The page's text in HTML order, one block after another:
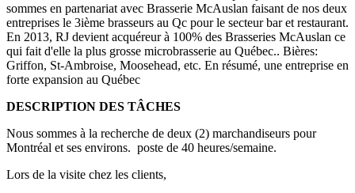
sommes en partenariat avec Brasserie McAuslan faisant de nos deux
entreprises le 3ième brasseurs au Qc pour le secteur bar et restaurant.
En 2013, RJ devient acquéreur à 100% des Brasseries McAuslan ce
qui fait d'elle la plus grosse microbrasserie au Québec.. Bières:
Griffon, St-Ambroise, Moosehead, etc. En résumé, une entreprise en
forte expansion au Québec
DESCRIPTION DES TÂCHES
Nous sommes à la recherche de deux (2) marchandiseurs pour
Montréal et ses environs. poste de 40 heures/semaine.
Lors de la visite chez les clients,